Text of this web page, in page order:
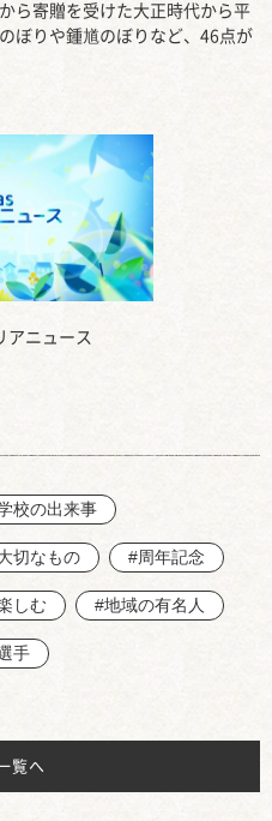
アニュース
ら寄贈を受けた大正時代から平
ぼりや鍾馗のぼりなど、46点が
校の出来事
切なもの #周年記念
しむ #地域の有名人
手
覧へ